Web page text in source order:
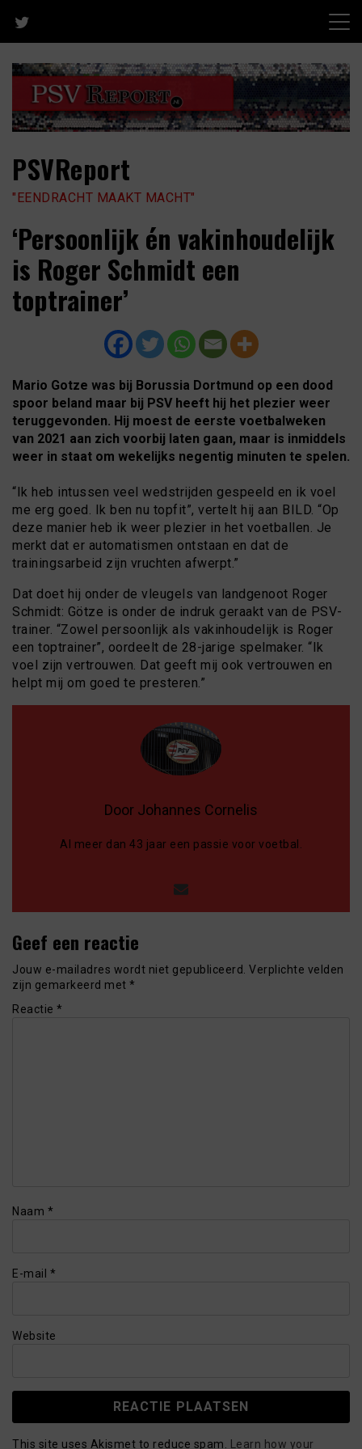
content
PSVReport
"EENDRACHT MAAKT MACHT"
‘Persoonlijk én vakinhoudelijk
is Roger Schmidt een
toptrainer’
Mario Gotze was bij Borussia Dortmund op een dood
spoor beland maar bij PSV heeft hij het plezier weer
teruggevonden. Hij moest de eerste voetbalweken
van 2021 aan zich voorbij laten gaan, maar is inmiddels
weer in staat om wekelijks negentig minuten te spelen.
“Ik heb intussen veel wedstrijden gespeeld en ik voel
me erg goed. Ik ben nu topfit”, vertelt hij aan BILD. “Op
deze manier heb ik weer plezier in het voetballen. Je
merkt dat er automatismen ontstaan en dat de
trainingsarbeid zijn vruchten afwerpt.”
Dat doet hij onder de vleugels van landgenoot Roger
Schmidt: Götze is onder de indruk geraakt van de PSV-
trainer. “Zowel persoonlijk als vakinhoudelijk is Roger
een toptrainer”, oordeelt de 28-jarige spelmaker. “Ik
voel zijn vertrouwen. Dat geeft mij ook vertrouwen en
helpt mij om goed te presteren.”
Door Johannes Cornelis
Al meer dan 43 jaar een passie voor voetbal.
Geef een reactie
Jouw e-mailadres wordt niet gepubliceerd. Verplichte velden
zijn gemarkeerd met *
Reactie *
Naam *
E-mail *
Website
This site uses Akismet to reduce spam. Learn how your